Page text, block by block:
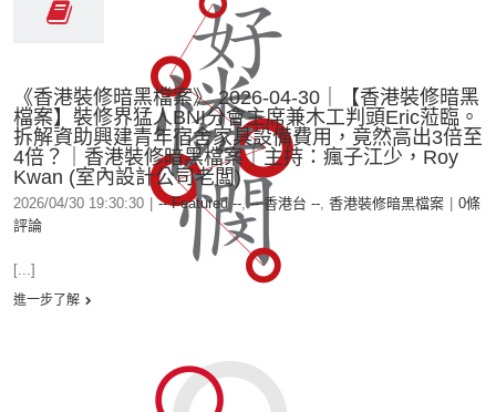
《香港裝修暗黑檔案》 2026-04-30｜【香港裝修暗黑
檔案】裝修界猛人BNI分會主席兼木工判頭Eric蒞臨。
拆解資助興建青年宿舍家具設備費用，竟然高出3倍至
4倍？｜香港裝修暗黑檔案｜主持：瘋子江少，Roy
Kwan (室內設計公司老闆)
2026/04/30 19:30:30 -- Featured --,-- 香港台 --, 香港裝修暗黑檔案
0條
評論
[...]
進一步了解